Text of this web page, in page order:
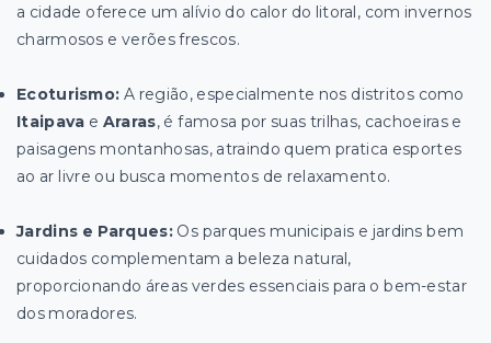
a cidade oferece um alívio do calor do litoral, com invernos
charmosos e verões frescos.
Ecoturismo: A região, especialmente nos distritos como
Itaipava e Araras, é famosa por suas trilhas, cachoeiras e
paisagens montanhosas, atraindo quem pratica esportes
ao ar livre ou busca momentos de relaxamento.
Jardins e Parques:Os parques municipais e jardins bem
cuidados complementam a beleza natural,
proporcionando áreas verdes essenciais para o bem-estar
dos moradores.